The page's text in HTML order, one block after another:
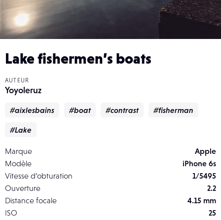
Lake fishermen’s boats
AUTEUR
Yoyoleruz
#aixlesbains #boat #contrast #fisherman
#Lake
Marque
Apple
Modèle
iPhone 6s
Vitesse d’obturation
1/5495
Ouverture
2.2
Distance focale
4.15 mm
ISO
25